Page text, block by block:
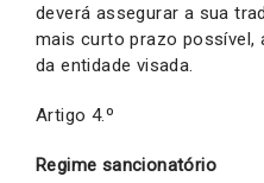
deverá assegurar a sua
mais curto prazo possível,
da entidade visada.
Artigo 4.º
Regime sancionatório